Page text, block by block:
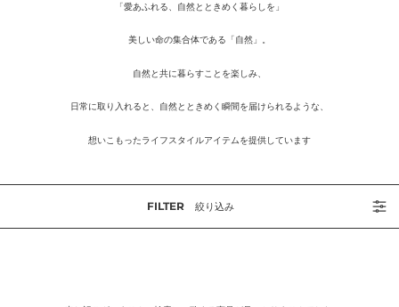
「愛あふれる、自然とときめく暮らしを」
美しい命の集合体である「自然」。
自然と共に暮らすことを楽しみ、
日常に取り入れると、自然とときめく瞬間を届けられるような、
想いこもったライフスタイルアイテムを提供しています
FILTER 絞り込み